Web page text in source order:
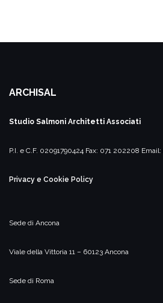
ARCHISAL
Studio Salmoni Architetti Associati
P.I. e C.F. 02091790424 Fax: 071 202208 Email:
Privacy e Cookie Policy
Sede di Ancona
Viale della Vittoria 11 – 60123 Ancona
Sede di Roma